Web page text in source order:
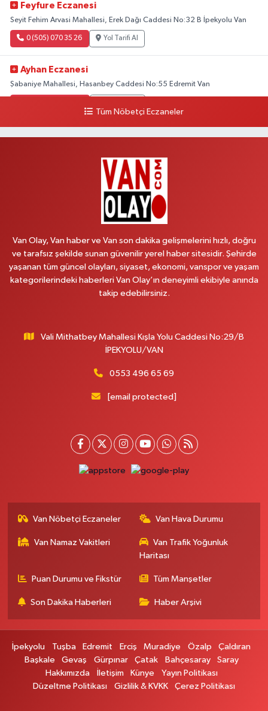
Feyfure Eczanesi
Seyit Fehim Arvasi Mahallesi, Erek Dağı Caddesi No:32 B İpekyolu Van
0 (505) 070 35 26 Yol Tarifi Al
Ayhan Eczanesi
Şabaniye Mahallesi, Hasanbey Caddesi No:55 Edremit Van
Yol Tarifi Al
Vanyolu Mahallesi, Kara Yusuf Bey Caddesi No:99 B Erciş Van
0 (432) 351 02 96 Yol Tarifi Al
Koç Eczanesi
Engin Eczanesi
Beyazıt Mahallesi, Zeylan Caddesi No:46 A Erciş Van
Yol Tarifi Al
Muhammed Eczanesi
0 (432) 712 22 87 Yol Tarifi Al
Otogar Eczanesi
Cevdetpaşa Mahallesi, İki Nisan Caddesi No:29 A İpekyolu Van
Selçuk Eczanesi
Cumhuriyet Mahallesi, Atatürk Caddesi No:9 1A Çatak Van
Tüm Nöbetçi Eczaneler
Van Olay, Van haber ve Van son dakika gelişmelerini hızlı, doğru
ve tarafsız şekilde sunan güvenilir yerel haber sitesidir. Şehirde
yaşanan tüm güncel olayları, siyaset, ekonomi, vanspor ve yaşam
kategorilerindeki haberleri Van Olay’ın deneyimli ekibiyle anında
takip edebilirsiniz.
Vali Mithatbey Mahallesi Kışla Yolu Caddesi No:29/B
İPEKYOLU/VAN
0553 496 65 69
[email protected]
Van Nöbetçi Eczaneler Van Hava Durumu
Van Namaz Vakitleri
Van Trafik Yoğunluk
Haritası
Puan Durumu ve Fikstür Tüm Manşetler
Son Dakika Haberleri Haber Arşivi
İpekyolu Tuşba Edremit Erciş Muradiye Özalp
Çaldıran
Başkale
Gevaş Gürpınar Çatak Bahçesaray
Saray
Hakkımızda
İletişim Künye
Yayın Politikası
Düzeltme Politikası
Gizlilik & KVKK Çerez Politikası